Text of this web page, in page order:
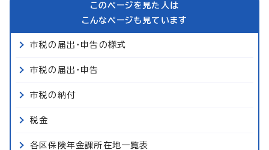
このページを見た人は
こんなページも見ています
市税の届出・申告の様式
市税の届出・申告
市税の納付
税金
各区保険年金課所在地一覧表